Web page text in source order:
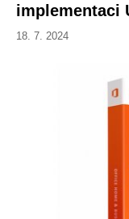
implementaci
18. 7. 2024